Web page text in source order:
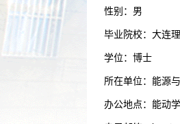
性别：男
毕业院校：大连
学位：博士
所在单位：能源
办公地点：能动